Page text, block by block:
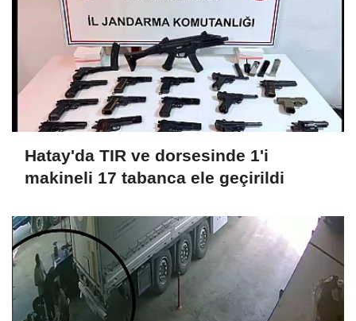
Hatay'da TIR ve dorsesinde 1'i
makineli 17 tabanca ele geçirildi